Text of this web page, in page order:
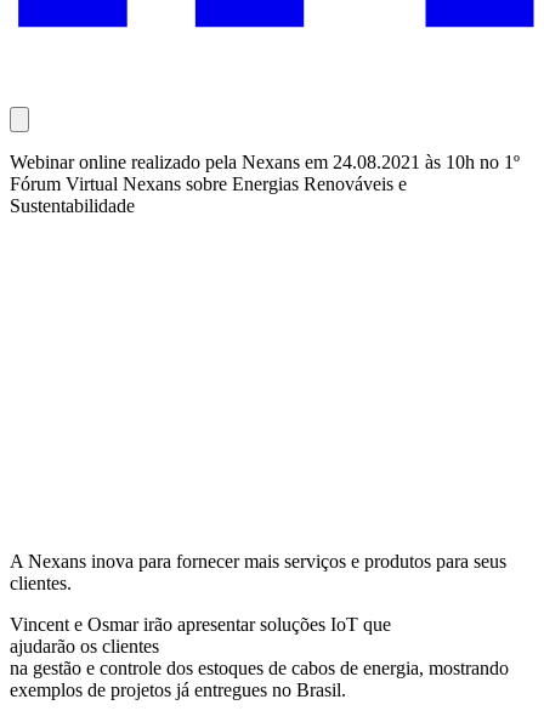
Webinar online realizado pela Nexans em 24.08.2021 às 10h no 1º
Fórum Virtual Nexans sobre Energias Renováveis e
Sustentabilidade
A Nexans inova para fornecer mais serviços e produtos para seus
clientes.
Vincent e Osmar irão apresentar soluções IoT que
ajudarão os clientes
na gestão e controle dos estoques de cabos de energia, mostrando
exemplos de projetos já entregues no Brasil.